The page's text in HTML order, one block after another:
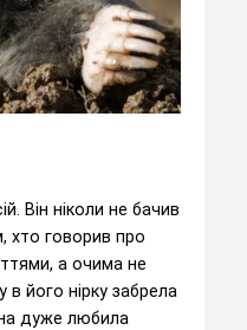
Він ніколи не бачив
хто говорив про
а очима не
його нірку забрела
дуже любила